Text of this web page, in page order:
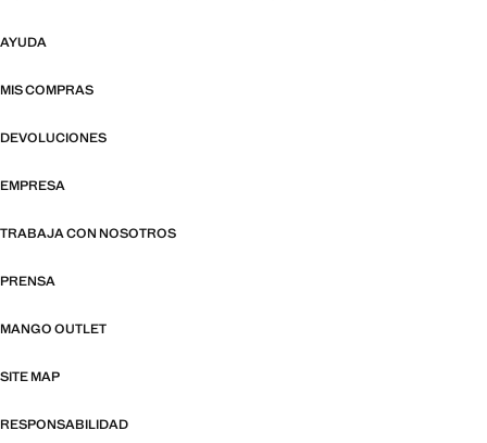
AYUDA
MIS COMPRAS
DEVOLUCIONES
EMPRESA
TRABAJA CON NOSOTROS
PRENSA
MANGO OUTLET
SITE MAP
RESPONSABILIDAD